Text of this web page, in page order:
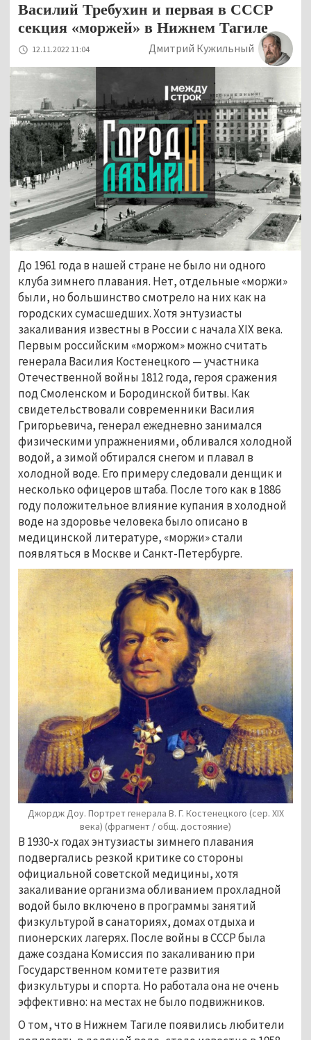
Василий Требухин и первая в СССР
секция «моржей» в Нижнем Тагиле
12.11.2022 11:04 Дмитрий Кужильный
До 1961 года в нашей стране не было ни одного
клуба зимнего плавания. Нет, отдельные «моржи»
были, но большинство смотрело на них как на
городских сумасшедших. Хотя энтузиасты
закаливания известны в России с начала XIX века.
Первым российским «моржом» можно считать
генерала Василия Костенецкого — участника
Отечественной войны 1812 года, героя сражения
под Смоленском и Бородинской битвы. Как
свидетельствовали современники Василия
Григорьевича, генерал ежедневно занимался
физическими упражнениями, обливался холодной
водой, а зимой обтирался снегом и плавал в
холодной воде. Его примеру следовали денщик и
несколько офицеров штаба. После того как в 1886
году положительное влияние купания в холодной
воде на здоровье человека было описано в
медицинской литературе, «моржи» стали
появляться в Москве и Санкт-Петербурге.
Джордж Доу. Портрет генерала В. Г. Костенецкого (сер. XIX
века) (фрагмент / общ. достояние)
В 1930-х годах энтузиасты зимнего плавания
подвергались резкой критике со стороны
официальной советской медицины, хотя
закаливание организма обливанием прохладной
водой было включено в программы занятий
физкультурой в санаториях, домах отдыха и
пионерских лагерях. После войны в СССР была
даже создана Комиссия по закаливанию при
Государственном комитете развития
физкультуры и спорта. Но работала она не очень
эффективно: на местах не было подвижников.
О том, что в Нижнем Тагиле появились любители